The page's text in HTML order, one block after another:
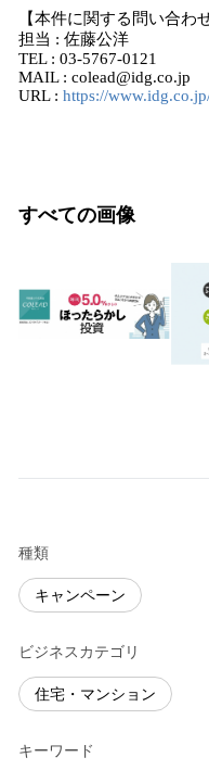
【本件に関する問い合わ
担当 : 佐藤公洋
TEL : 03-5767-0121
MAIL : colead@idg.co.jp
URL : https://
すべての画像
種類
キャンペーン
ビジネスカテゴリ
住宅・マンション
キーワード